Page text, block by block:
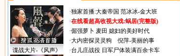
谍战大片-《风声》
·独家首播:大秦帝国 范冰冰-金大班
·在线看超高收视大戏:蜗居(完整版)
·倔强萝卜 麦田 媳妇的美好时代
·大内密探灵灵狗
倪萍-美丽的事
·台儿庄战役 日军尸体装满百余卡车